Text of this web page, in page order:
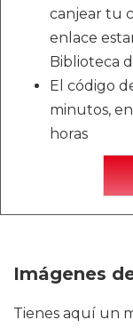
canjear tu
enlace
Biblioteca
El código
minutos,
horas
Imágenes
Tienes aquí un